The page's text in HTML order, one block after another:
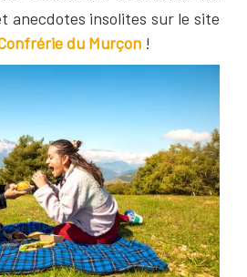
anecdotes insolites sur le site
du Murçon !